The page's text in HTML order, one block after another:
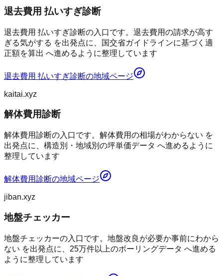
退去費用 払いすぎ診断
退去費用 払いすぎ診断の入口です。退去費用の請求が高す
ぎる気がする を出発点に、国交省ガイドラインに基づく適
正額を算出 へ進めるように整理しています
退去費用 払いすぎ診断の地域ページ
kaitai.xyz
解体費用診断
解体費用診断の入口です。解体費用の相場がわからない を
出発点に、構造別・地域別の坪単価データ へ進めるように
整理しています
解体費用診断の地域ページ
jiban.xyz
地盤チェッカー
地盤チェッカーの入口です。地盤改良が必要か事前にわから
ない を出発点に、25万件以上のボーリングデータ へ進める
ように整理しています